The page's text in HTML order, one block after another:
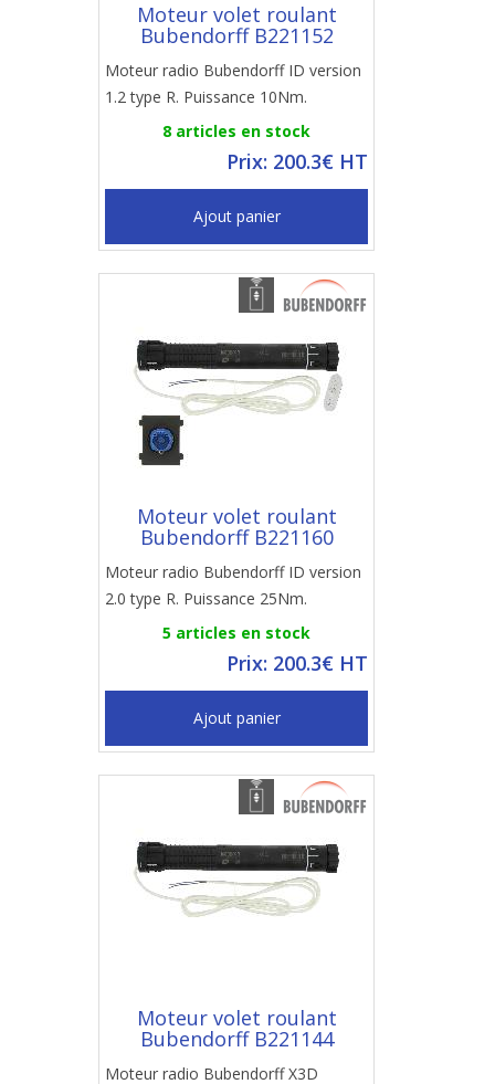
Moteur volet roulant
Bubendorff B221152
Moteur radio Bubendorff ID version
1.2 type R. Puissance 10Nm.
8 articles en stock
Prix: 200.3€ HT
Ajout panier
Moteur volet roulant
Bubendorff B221160
Moteur radio Bubendorff ID version
2.0 type R. Puissance 25Nm.
5 articles en stock
Prix: 200.3€ HT
Ajout panier
Moteur volet roulant
Bubendorff B221144
Moteur radio Bubendorff X3D